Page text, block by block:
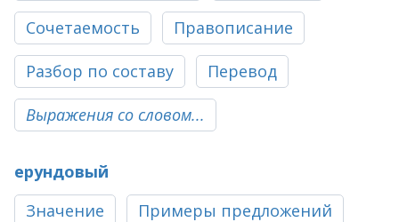
Сочетаемость Правописание
Разбор по составу Перевод
Выражения со словом...
ерундовый
Значение
Примеры предложений